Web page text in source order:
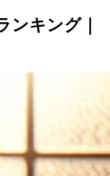
ンキング｜